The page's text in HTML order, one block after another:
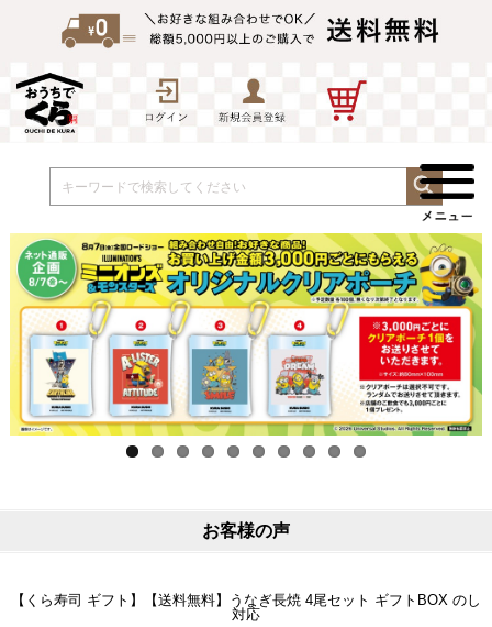
お客様の声
【くら寿司 ギフト】【送料無料】うなぎ長焼 4尾セット ギフトBOX のし
対応